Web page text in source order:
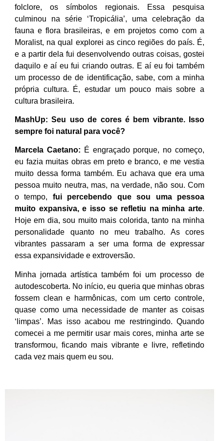
folclore, os símbolos regionais. Essa pesquisa
culminou na série ‘Tropicália’, uma celebração da
fauna e flora brasileiras, e em projetos como com a
Moralist, na qual explorei as cinco regiões do país. É,
e a partir dela fui desenvolvendo outras coisas, gostei
daquilo e aí eu fui criando outras. E aí eu foi também
um processo de de identificação, sabe, com a minha
própria cultura. É, estudar um pouco mais sobre a
cultura brasileira.
MashUp: Seu uso de cores é bem vibrante. Isso
sempre foi natural para você?
Marcela Caetano: É engraçado porque, no começo,
eu fazia muitas obras em preto e branco, e me vestia
muito dessa forma também. Eu achava que era uma
pessoa muito neutra, mas, na verdade, não sou. Com
o tempo, fui percebendo que sou uma pessoa
muito expansiva, e isso se refletiu na minha arte.
Hoje em dia, sou muito mais colorida, tanto na minha
personalidade quanto no meu trabalho. As cores
vibrantes passaram a ser uma forma de expressar
essa expansividade e extroversão.
Minha jornada artística também foi um processo de
autodescoberta. No início, eu queria que minhas obras
fossem clean e harmônicas, com um certo controle,
quase como uma necessidade de manter as coisas
‘limpas’. Mas isso acabou me restringindo. Quando
comecei a me permitir usar mais cores, minha arte se
transformou, ficando mais vibrante e livre, refletindo
cada vez mais quem eu sou.